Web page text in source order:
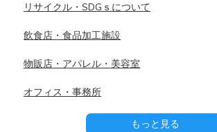
リサイクル・SDGｓについて
飲食店・食品加工施設
物販店・アパレル・美容室
オフィス・事務所
もっと見る